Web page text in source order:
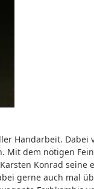
Handarbeit. Dabei
Mit dem nötigen
Konrad seine
gerne auch mal